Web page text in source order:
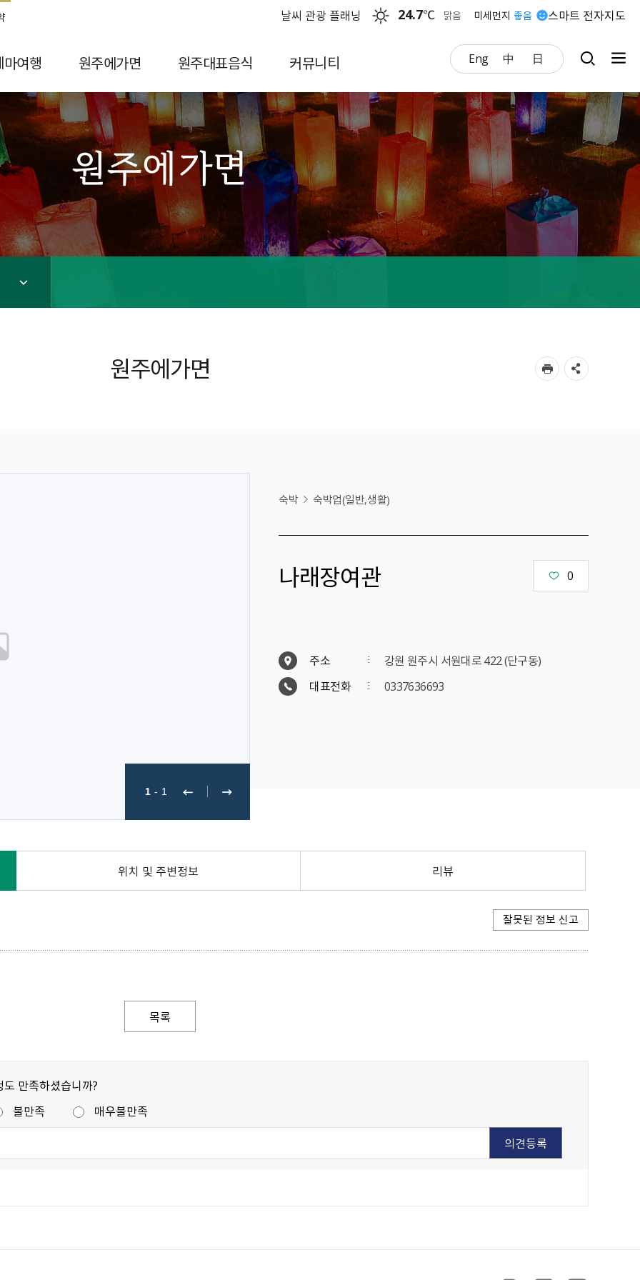
스마트 전자지도
날씨 관광 플래닝 24.7℃ 맑음 미세먼지 좋음
Eng 中 日
마여행 원주에가면 원주대표음식 커뮤니티
원주에가면
원주에가면
1 - 1
숙박 숙박업(일반,생활)
나래장여관 0
주소
강원 원주시 서원대로 422 (단구동)
대표전화
0337636693
위치 및 주변정보 리뷰
잘못된 정보 신고
목록
만족하셨습니까?
불만족 매우불만족